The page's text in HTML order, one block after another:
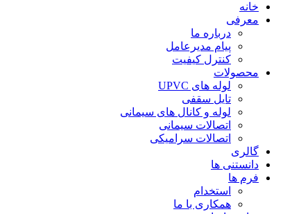
خانه
معرفی
درباره ما
پیام مدیرعامل
کنترل کیفیت
محصولات
لوله های UPVC
تایل سقفی
لوله و کانال های سیمانی
اتصالات سیمانی
اتصالات سرامیکی
گالری
دانستنی ها
فرم ها
استخدام
همکاری با ما